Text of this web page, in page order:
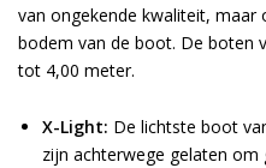
van ongekende kwaliteit, maar
bodem van de boot. De boten
tot 4,00 meter.
X-Light: De lichtste boot
zijn achterwege gelaten om